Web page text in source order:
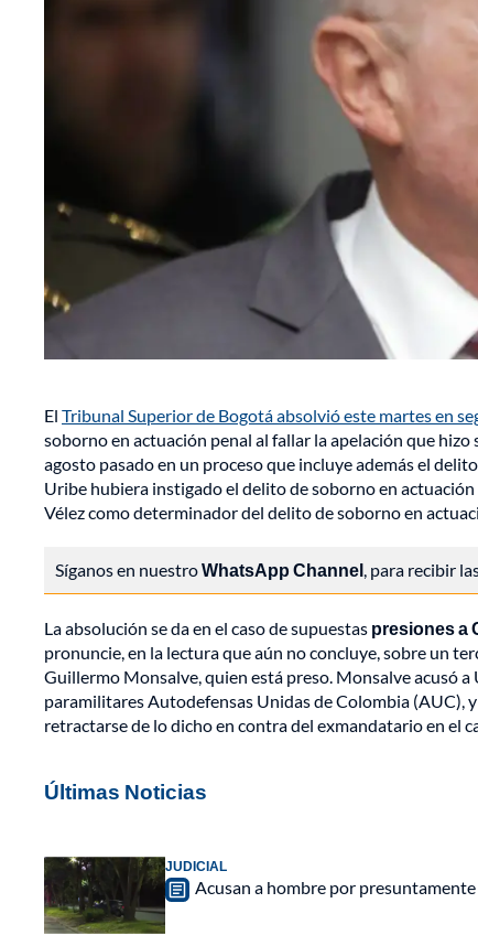
El Tribunal Superior de Bogotá absolvió este martes en
soborno en actuación penal al fallar la apelación que
agosto pasado en un proceso que incluye además el
Uribe hubiera instigado el delito de soborno en
Vélez como determinador del delito de soborno en
Síganos en nuestroWhatsApp Channel, para recibir
La absolución se da en el caso de supuestas presiones a
pronuncie, en la lectura que aún no concluye, sobre un
Guillermo Monsalve, quien está preso. Monsalve acusó
paramilitares Autodefensas Unidas de Colombia (AUC),
retractarse de lo dicho en contra del exmandatario en el
Últimas Noticias
JUDICIAL
Acusan a hombre por